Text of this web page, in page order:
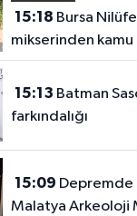
15:18
mikserinden kamu
150 bin TL ceza
15:13
farkındalığı
15:09
Malatya Arkeoloji